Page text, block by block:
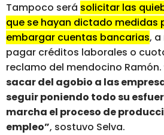
Tampoco será solicitar las
que se hayan dictado medidas
embargar cuentas bancarias, a
pagar créditos laborales o
reclamo del mendocino Ramón.
sacar del agobio a las
seguir poniendo todo su
marcha el proceso de
empleo”, sostuvo Selva.